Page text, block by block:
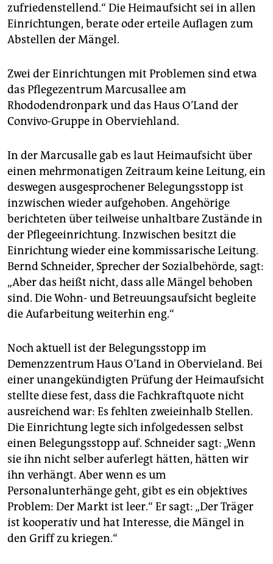
zufriedenstellend.“ Die Heimaufsicht sei in allen
Einrichtungen, berate oder erteile Auflagen zum
Abstellen der Mängel.
Zwei der Einrichtungen mit Problemen sind etwa
das Pflegezentrum Marcusallee am
Rhododendronpark und das Haus O’Land der
Convivo-Gruppe in Oberviehland.
In der Marcusalle gab es laut Heimaufsicht über
einen mehrmonatigen Zeitraum keine Leitung, ein
deswegen ausgesprochener Belegungsstopp ist
inzwischen wieder aufgehoben. Angehörige
berichteten über teilweise unhaltbare Zustände in
der Pflegeeinrichtung. Inzwischen besitzt die
Einrichtung wieder eine kommissarische Leitung.
Bernd Schneider, Sprecher der Sozialbehörde, sagt:
„Aber das heißt nicht, dass alle Mängel behoben
sind. Die Wohn- und Betreuungsaufsicht begleite
die Aufarbeitung weiterhin eng.“
Noch aktuell ist der Belegungsstopp im
Demenzzentrum Haus O’Land in Obervieland. Bei
einer unangekündigten Prüfung der Heimaufsicht
stellte diese fest, dass die Fachkraftquote nicht
ausreichend war: Es fehlten zweieinhalb Stellen.
Die Einrichtung legte sich infolgedessen selbst
einen Belegungsstopp auf. Schneider sagt: „Wenn
sie ihn nicht selber auferlegt hätten, hätten wir
ihn verhängt. Aber wenn es um
Personalunterhänge geht, gibt es ein objektives
Problem: Der Markt ist leer.“ Er sagt: „Der Träger
ist kooperativ und hat Interesse, die Mängel in
den Griff zu kriegen.“